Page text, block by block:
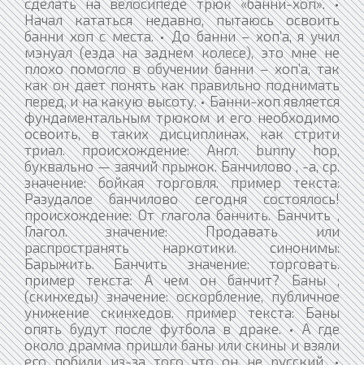
Начал кататься недавно, пытаюсь освоить
банни хоп с места. • До банни – хоп’а, я учил
мэнуал (езда на заднем колесе), это мне не
плохо помогло в обучении банни – хоп’а, так
как он дает понять как правильно поднимать
перед, и на какую высоту. • Банни-хоп является
фундаментальным трюком и его необходимо
освоить, в таких дисциплинах, как стрити
триал. происхождение: Англ. bunny hop,
буквально — заячий прыжок. Банчилово , -а, ср.
значение: бойкая торговля. пример текста:
Разудалое банчилово сегодня состоялось!
происхождение: От глагола банчить. Банчить ,
Глагол. значение: Продавать или
распространять наркотики. синонимы:
Барыжить. Банчить значение: торговать.
пример текста: А чем он банчит? Баны ,
(скинхеды) значение: оскорбление, публичное
унижение скинхедов. пример текста: Баны
опять будут после футбола в драке. • А где
около драмма пришли баны или скины и взяли
его побили из-за того что он не русский. •